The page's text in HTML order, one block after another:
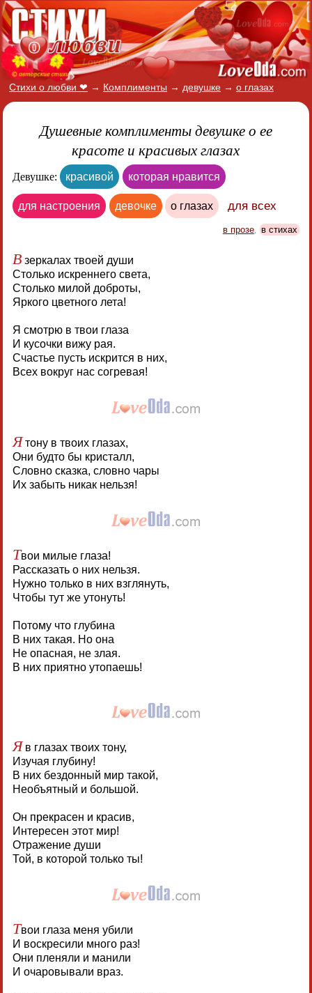
Стихи о любви ❤ → Комплименты → девушке → о глазах
Душевные комплименты девушке о ее
красоте и красивых глазах
Девушке: красивой которая нравится
для настроения девочке о глазах для всех
в прозе, в стихах
Взеркалах твоей души
Столько искреннего света,
Столько милой доброты,
Яркого цветного лета!
Я смотрю в твои глаза
И кусочки вижу рая.
Счастье пусть искрится в них,
Всех вокруг нас согревая!
Ятону в твоих глазах,
Они будто бы кристалл,
Словно сказка, словно чары
Их забыть никак нельзя!
Твои милые глаза!
Рассказать о них нельзя.
Нужно только в них взглянуть,
Чтобы тут же утонуть!
Потому что глубина
В них такая. Но она
Не опасная, не злая.
В них приятно утопаешь!
Яв глазах твоих тону,
Изучая глубину!
В них бездонный мир такой,
Необъятный и большой.
Он прекрасен и красив,
Интересен этот мир!
Отражение души
Той, в которой только ты!
Твои глаза меня убили
И воскресили много раз!
Они пленяли и манили
И очаровывали враз.